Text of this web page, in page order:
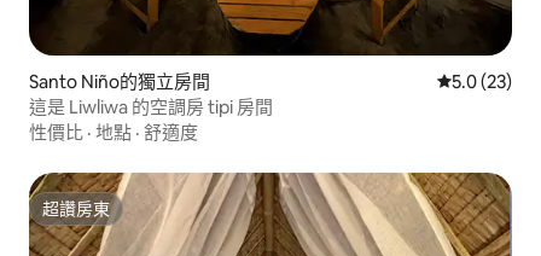
Santo Niño的獨立房間 從 23 則評
5.0 (23)
這是 Liwliwa 的空調房 tipi 房間
性價比 · 地點 · 舒適度
超讚房東
超讚房東